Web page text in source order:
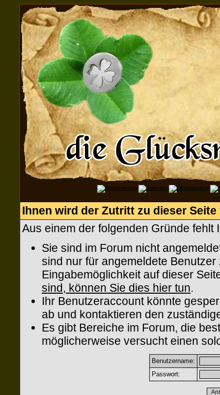
Ihnen wird der Zutritt zu dieser
Aus einem der folgenden Gründe
Sie sind im Forum nicht
sind nur für angemeldete
Eingabemöglichkeit auf dieser
sind, können Sie dies hier tun.
Ihr Benutzeraccount könnte
ab und kontaktieren den
Es gibt Bereiche im Forum, die
möglicherweise versucht einen
Benutzername:
Passwort: